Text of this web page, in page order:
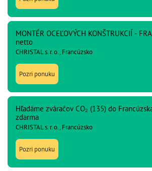
MONTÉR OCEĽOVÝCH KONŠTRUKCIÍ -
netto
CHRISTAL s. r. o., Francúzsko
Pozri ponuku
Hľadáme zváračov CO₂ (135) do
zdarma
CHRISTAL s. r. o., Francúzsko
Pozri ponuku